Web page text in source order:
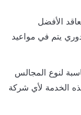
الأفضل
يتم في مواعيد
لنوع المجالس
لأي شركة